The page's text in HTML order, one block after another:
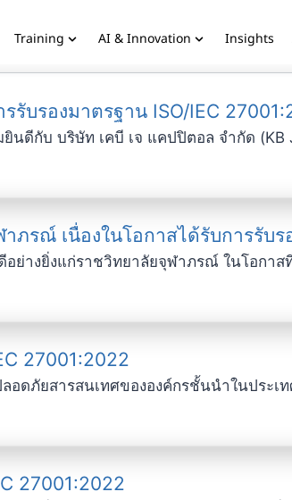
Training AI & Innovation Insights
บรองมาตรฐาน ISO/IEC
นดีกับ บริษัท เคบี เจ แคปปิตอล จำกัด (KB
รณ์ เนื่องในโอกาสได้รับการรับร
างยิ่งแก่ราชวิทยาลัยจุฬาภรณ์ ในโอกาส
27001:2022
ดภัยสารสนเทศขององค์กรชั้นนำในประเ
27001:2022